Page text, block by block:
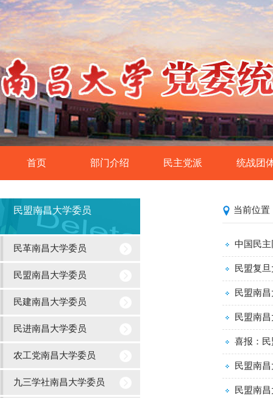
首页 部门介绍 民主党派
民盟南昌大学委员
民建南昌大学委员
民进南昌大学委员
农工党南昌大学委员
九三学社南昌大学委员
各民主党派中央、省级层面任
统战团
党外知识
欧美同学会·留
各统战团体中央
职情
民盟南昌大学委员
民革南昌大学委员
民盟南昌大学委员
民建南昌大学委员
民进南昌大学委员
农工党南昌大学委员
九三学社南昌大学委员
当前位置
中国民主
民盟南
喜报：
民盟南